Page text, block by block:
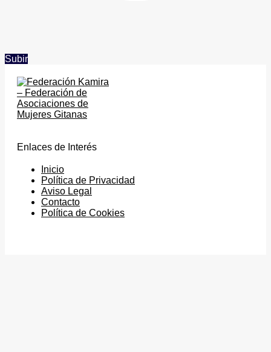
Subir
Enlaces de Interés
Inicio
Política de Privacidad
Aviso Legal
Contacto
Política de Cookies